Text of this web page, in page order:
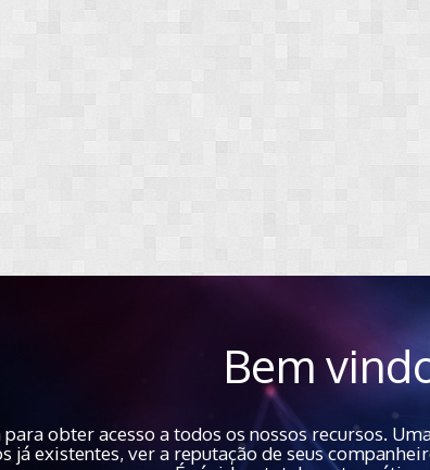
Bem
para obter acesso a todos os nossos recursos.
já existentes, ver a reputação de seus